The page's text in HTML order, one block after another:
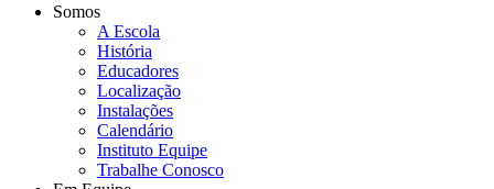
Somos
A Escola
História
Educadores
Localização
Instalações
Calendário
Instituto Equipe
Trabalhe Conosco